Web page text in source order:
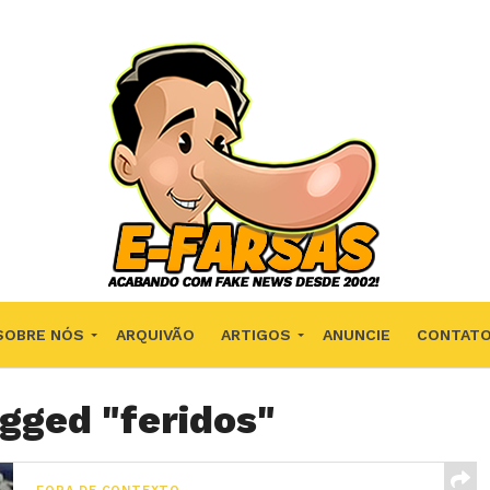
NÓS ARQUIVÃO ARTIGOS ANUNCIE CONTATO
"feridos"